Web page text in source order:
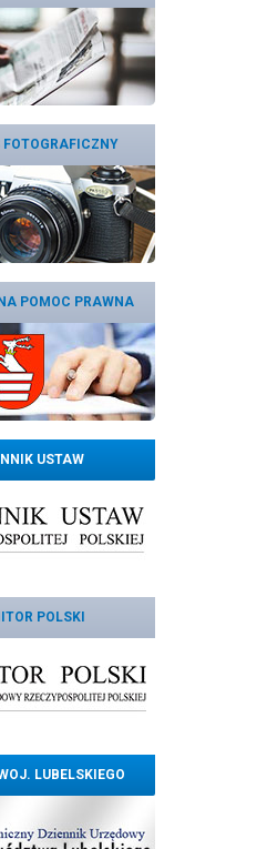
FOTOGRAFICZNY
POMOC PRAWNA
USTAW
POLSKI
LUBELSKIEGO